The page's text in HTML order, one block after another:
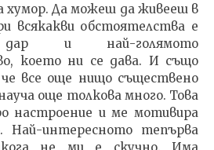
хумор. Да можеш да живееш в
всякакви обстоятелства е
дар и най-голямото
което ни се дава. И също
все още нищо съществено
още толкова много. Това
настроение и ме мотивира
Най-интересното тепърва
не ми е скучно. Има